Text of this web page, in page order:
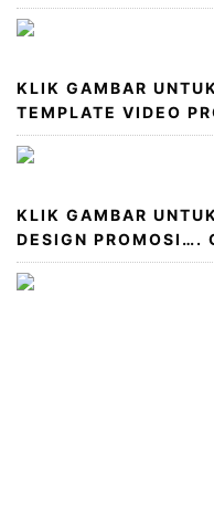
KLIK GAMBAR
TEMPLATE VIDEO
KLIK GAMBAR
DESIGN PROMOSI….